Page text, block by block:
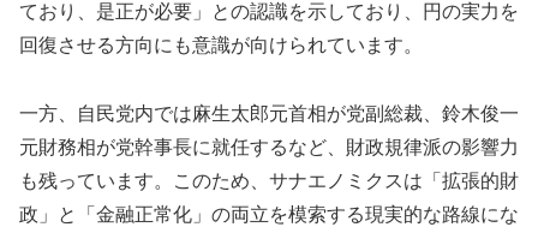
ており、是正が必要」との認識を示しており、円の実力を
回復させる方向にも意識が向けられています。
一方、自民党内では麻生太郎元首相が党副総裁、鈴木俊一
元財務相が党幹事長に就任するなど、財政規律派の影響力
も残っています。このため、サナエノミクスは「拡張的財
政」と「金融正常化」の両立を模索する現実的な路線にな